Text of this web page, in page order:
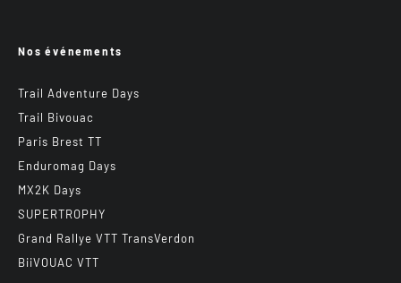
Nos événements
Trail Adventure Days
Trail Bivouac
Paris Brest TT
Enduromag Days
MX2K Days
SUPERTROPHY
Grand Rallye VTT TransVerdon
BiiVOUAC VTT